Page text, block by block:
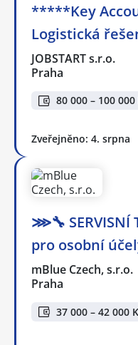
*****Key
Logistická
JOBSTART s.r.o.
Praha
80 000 – 100 000
Zveřejněno: 4. srpna
⋙🔧 SERVISNÍ
pro osobní
mBlue Czech, s.r.o.
Praha
37 000 – 42 000